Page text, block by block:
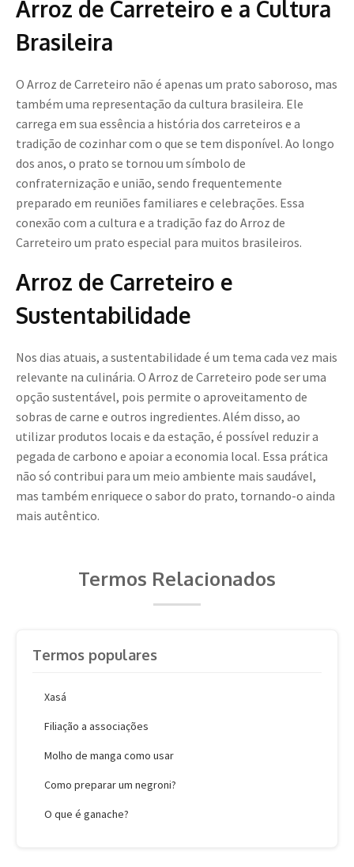
Arroz de Carreteiro e a Cultura
Brasileira
O Arroz de Carreteiro não é apenas um prato saboroso, mas
também uma representação da cultura brasileira. Ele
carrega em sua essência a história dos carreteiros e a
tradição de cozinhar com o que se tem disponível. Ao longo
dos anos, o prato se tornou um símbolo de
confraternização e união, sendo frequentemente
preparado em reuniões familiares e celebrações. Essa
conexão com a cultura e a tradição faz do Arroz de
Carreteiro um prato especial para muitos brasileiros.
Arroz de Carreteiro e
Sustentabilidade
Nos dias atuais, a sustentabilidade é um tema cada vez mais
relevante na culinária. O Arroz de Carreteiro pode ser uma
opção sustentável, pois permite o aproveitamento de
sobras de carne e outros ingredientes. Além disso, ao
utilizar produtos locais e da estação, é possível reduzir a
pegada de carbono e apoiar a economia local. Essa prática
não só contribui para um meio ambiente mais saudável,
mas também enriquece o sabor do prato, tornando-o ainda
mais autêntico.
Termos Relacionados
Termos populares
Xasá
Filiação a associações
Molho de manga como usar
Como preparar um negroni?
O que é ganache?